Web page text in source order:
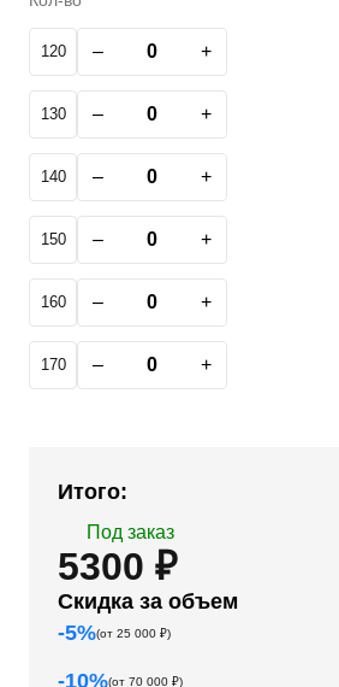
120 – +
130 – +
140 – +
150 – +
160 – +
170 – +
Итого:
Под заказ
5300 ₽
Скидка за объем
-5%(от 25 000 ₽)
-10%(от 70 000 ₽)